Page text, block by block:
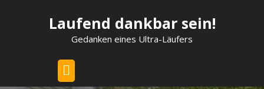
Laufend dankbar sein!
Gedanken eines Ultra-Läufers